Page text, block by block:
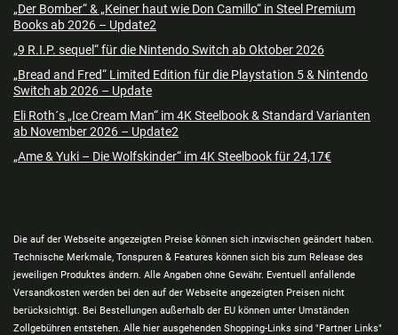
„Der Bomber“ & „Keiner haut wie Don Camillo“ in Steel Premium
Books ab 2026 – Update2
„9 R.I.P. sequel“ für die Nintendo Switch ab Oktober 2026
„Bread and Fred“ Limited Edition für die Playstation 5 & Nintendo
Switch ab 2026 – Update
Eli Roth´s „Ice Cream Man“ im 4K Steelbook & Standard Varianten
ab November 2026 – Update2
„Ame & Yuki – Die Wolfskinder“ im 4K Steelbook für 24,17€
Die auf der Webseite angezeigten Preise können sich inzwischen geändert haben.
Technische Merkmale, Tonspuren & Features können sich bis zum Release des
jeweiligen Produktes ändern. Alle Angaben ohne Gewähr. Eventuell anfallende
Versandkosten werden bei den auf der Webseite angezeigten Preisen nicht
berücksichtigt. Bei Bestellungen außerhalb der EU können unter Umständen
Zollgebühren entstehen. Alle hier ausgehenden Shopping-Links sind "Partner Links"